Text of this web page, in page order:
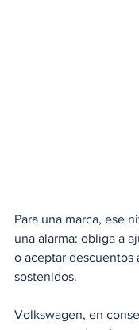
Para una marca, ese
una alarma: obliga a
o aceptar descuentos
sostenidos.
Volkswagen, en